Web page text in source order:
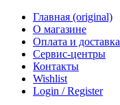
Главная (original)
О магазине
Оплата и доставка
Сервис-центры
Контакты
Wishlist
Login / Register